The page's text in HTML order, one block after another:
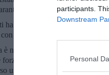
participants.
Downstream
Personal
un legame importante
ha portato poi i saluti e
i saluti del presidente di
è nato un nuovo progetto –
forze progressiste, per
una politica concreta, che